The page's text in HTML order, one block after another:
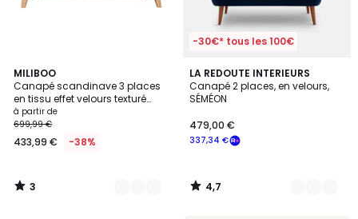
MILIBOO
Canapé scandinave 3 places
en tissu effet velours texturé
taupe et bois clair FJORD
à partir de
699,99 €
433,99 € -38%
3
/
5
6
Couleurs
3
/
-30€* tous les 100€
LA REDOUTE INTERIEURS
Canapé 2 places, en velours,
SÉMÉON
337,34 €
479,00 €
4,7
/ 5
2
Couleurs
4,7
/